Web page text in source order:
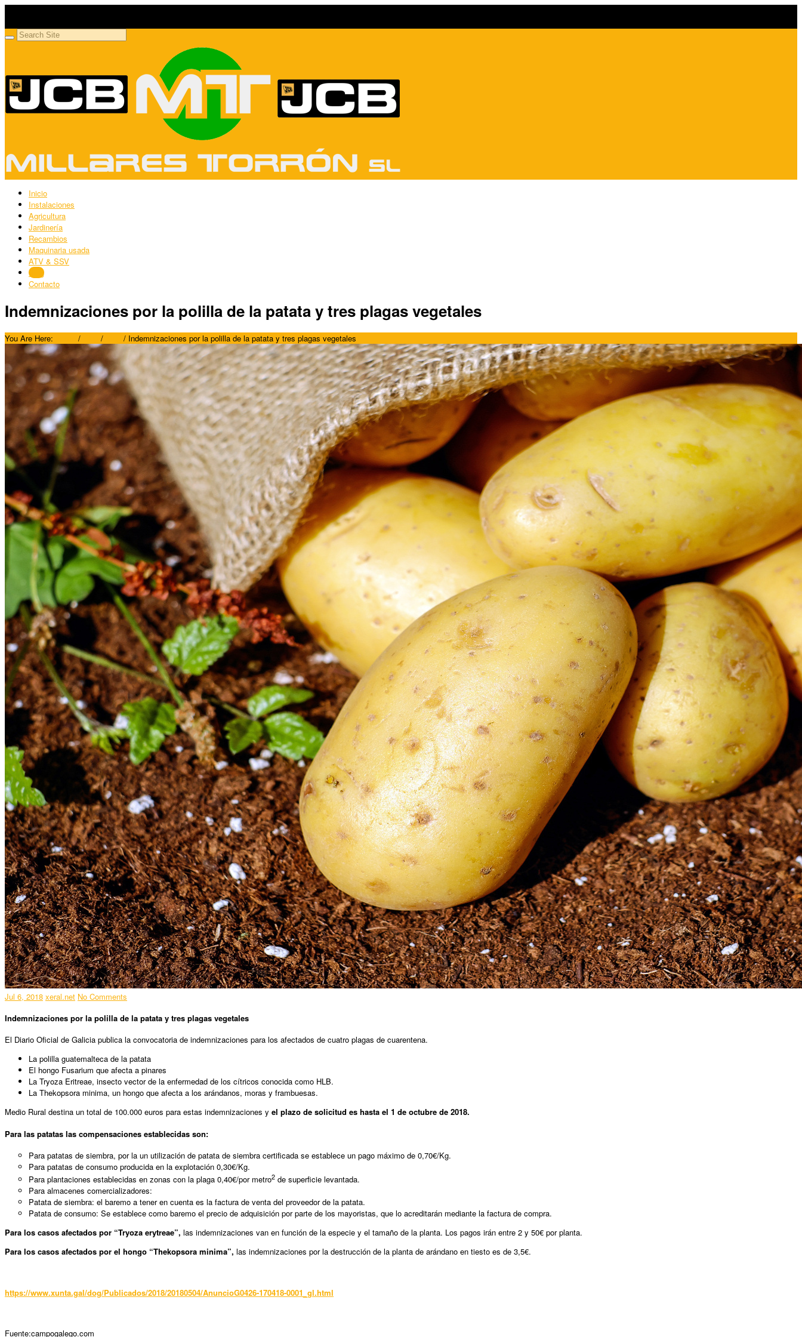
Inicio
Instalaciones
Agricultura
Jardinería
Recambios
Maquinaria usada
ATV & SSV
Blog
Contacto
Indemnizaciones por la polilla de la patata y tres plagas vegetales
You Are Here: / / / Indemnizaciones por la polilla de la patata y tres plagas vegetales
Jul 6, 2018 xeral.net No Comments
Indemnizaciones por la polilla de la patata y tres plagas vegetales
El Diario Oficial de Galicia publica la convocatoria de indemnizaciones para los afectados de cuatro plagas de cuarentena.
La polilla guatemalteca de la patata
El hongo Fusarium que afecta a pinares
La Tryoza Eritreae, insecto vector de la enfermedad de los cítricos conocida como HLB.
La Thekopsora minima, un hongo que afecta a los arándanos, moras y frambuesas.
Medio Rural destina un total de 100.000 euros para estas indemnizaciones y el plazo de solicitud es hasta el 1 de octubre de 2018.
Para las patatas las compensaciones establecidas son:
Para patatas de siembra, por la un utilización de patata de siembra certificada se establece un pago máximo de 0,70€/Kg.
Para patatas de consumo producida en la explotación 0,30€/Kg.
Para plantaciones establecidas en zonas con la plaga 0,40€/por metro2 de superficie levantada.
Para almacenes comercializadores:
Patata de siembra: el baremo a tener en cuenta es la factura de venta del proveedor de la patata.
Patata de consumo: Se establece como baremo el precio de adquisición por parte de los mayoristas, que lo acreditarán mediante la factura de compra.
Para los casos afectados por “Tryoza erytreae”, las indemnizaciones van en función de la especie y el tamaño de la planta. Los pagos irán entre 2 y 50€ por planta.
Para los casos afectados por el hongo “Thekopsora minima”, las indemnizaciones por la destrucción de la planta de arándano en tiesto es de 3,5€.
https://www.xunta.gal/dog/Publicados/2018/20180504/AnuncioG0426-170418-0001_gl.html
Fuente:campogalego.com